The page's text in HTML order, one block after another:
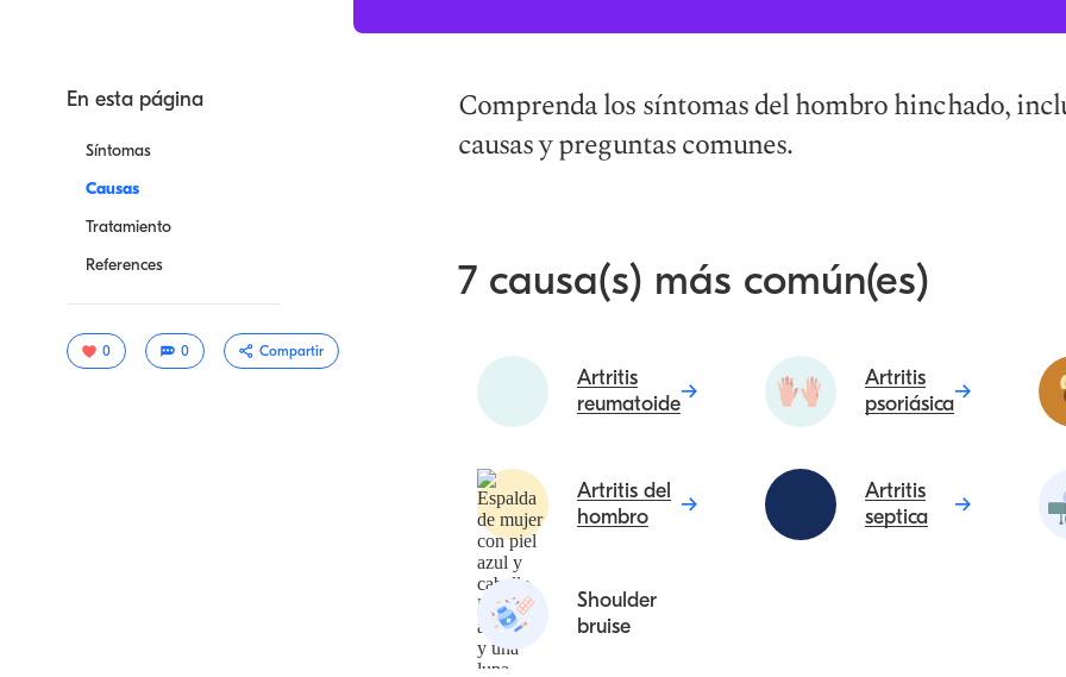
En esta página
Síntomas
Causas
Tratamiento
References
0 0 Compartir
Comprenda los síntomas del hombro hinchado,
causas y preguntas comunes.
7 causa(s) más común(es)
Artritis
reumatoide
Artritis
psoriásica
Artritis del
hombro
Artritis
septica
Shoulder
bruise